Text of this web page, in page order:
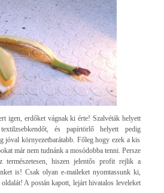
igen, erdőket vágnak ki érte! Szalvéták helyett
és papírtörlő helyett pedig
környezetbarátabb. Főleg hogy ezek a kis
már nem tudnánk a mosódobba tenni. Persze
természetesen, hiszen jelentős profit rejlik a
is! Csak olyan e-maileket nyomtassunk ki,
A postán kapott, lejárt hivatalos leveleket